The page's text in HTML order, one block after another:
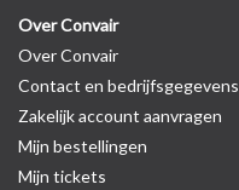
Over Convair
Over Convair
Contact en bedrijfsgegevens
Zakelijk account aanvragen
Mijn bestellingen
Mijn tickets